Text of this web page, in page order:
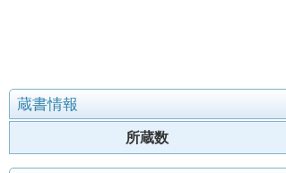
蔵書情報
所蔵数